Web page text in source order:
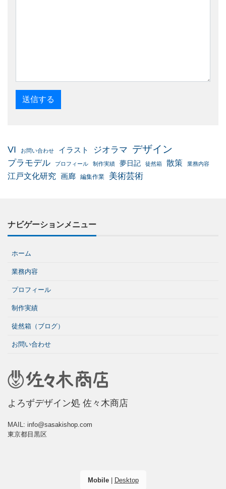
VI お問い合わせ イラスト ジオラマ デザイン
プラモデル プロフィール 制作実績 夢日記 徒然箱 散策 業務内容
江戸文化研究 画廊 編集作業 美術芸術
ナビゲーションメニュー
ホーム
業務内容
プロフィール
制作実績
徒然箱（ブログ）
お問い合わせ
よろずデザイン処 佐々木商店
MAIL: info@sasakishop.com
東京都目黒区
Mobile| Desktop